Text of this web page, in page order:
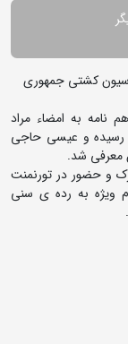
کشتی جمهوری
نامه به امضاء مراد
رسیده و عیسی حاجی
معرفی شد.
و حضور در تورنمنت
ویژه به رده ی سنی